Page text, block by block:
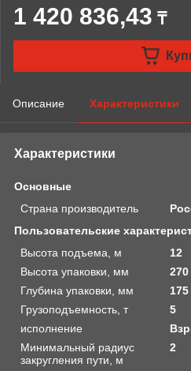
1 420 836,43 ₸
Описание Характеристики
Характеристики
Основные
Страна производитель
Пользовательские
Высота подъема, м
12
Высота упаковки, мм
270
Глубина упаковки, мм
175
Грузоподъемность, т
5
исполнение
Минимальный радиус
закругления пути, м
2